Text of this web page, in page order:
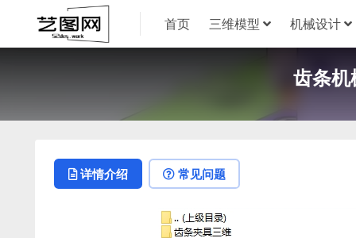
首页 三维模型 机械设计
齿条
详情介绍 常见问题